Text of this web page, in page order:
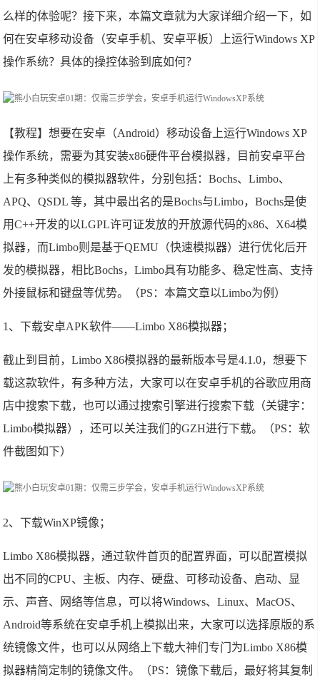
么样的体验呢？接下来，本篇文章就为大家详细介绍一下，如
何在安卓移动设备（安卓手机、安卓平板）上运行Windows XP
操作系统？具体的操控体验到底如何？
【教程】想要在安卓（Android）移动设备上运行Windows XP
操作系统，需要为其安装x86硬件平台模拟器，目前安卓平台
上有多种类似的模拟器软件，分别包括：Bochs、Limbo、
APQ、QSDL 等，其中最出名的是Bochs与Limbo，Bochs是使
用C++开发的以LGPL许可证发放的开放源代码的x86、X64模
拟器，而Limbo则是基于QEMU（快速模拟器）进行优化后开
发的模拟器，相比Bochs，Limbo具有功能多、稳定性高、支持
外接鼠标和键盘等优势。（PS：本篇文章以Limbo为例）
1、下载安卓APK软件——Limbo X86模拟器；
截止到目前，Limbo X86模拟器的最新版本号是4.1.0，想要下
载这款软件，有多种方法，大家可以在安卓手机的谷歌应用商
店中搜索下载，也可以通过搜索引擎进行搜索下载（关键字：
Limbo模拟器），还可以关注我们的GZH进行下载。（PS：软
件截图如下）
2、下载WinXP镜像；
Limbo X86模拟器，通过软件首页的配置界面，可以配置模拟
出不同的CPU、主板、内存、硬盘、可移动设备、启动、显
示、声音、网络等信息，可以将Windows、Linux、MacOS、
Android等系统在安卓手机上模拟出来，大家可以选择原版的系
统镜像文件，也可以从网络上下载大神们专门为Limbo X86模
拟器精简定制的镜像文件。（PS：镜像下载后，最好将其复制